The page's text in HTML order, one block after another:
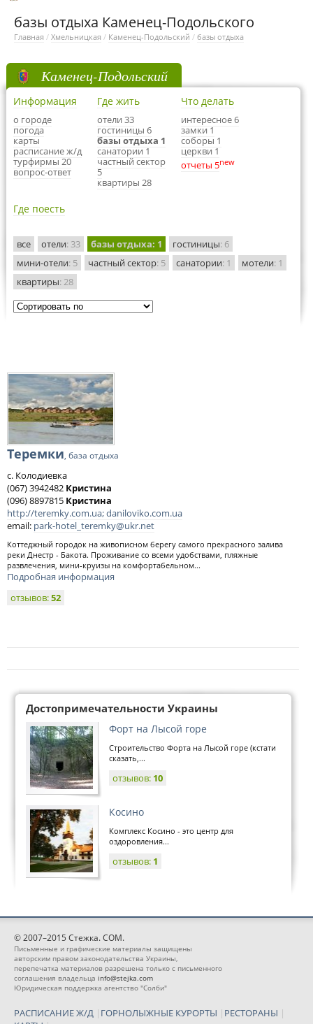
базы отдыха Каменец-Подольского
Главная / Хмельницкая / Каменец-Подольский / базы отдыха
Каменец-Подольский
Информация
о городе
погода
карты
расписание ж/д
турфирмы 20
вопрос-ответ
Где жить
отели 33
гостиницы 6
базы отдыха 1
санатории 1
частный сектор
5
квартиры 28
Что делать
интересное 6
замки 1
соборы 1
церкви 1
отчеты 5new
Где поесть
все отели: 33 базы отдыха: 1 гостиницы: 6
мини-отели: 5 частный сектор: 5 санатории: 1 мотели: 1
квартиры: 28
Теремки, база отдыха
с. Колодиевка
(067) 3942482 Кристина
(096) 8897815 Кристина
http://teremky.com.ua; daniloviko.com.ua
email: park-hotel_teremky@ukr.net
Коттеджный городок на живописном берегу самого прекрасного залива
реки Днестр - Бакота. Проживание со всеми удобствами, пляжные
развлечения, мини-круизы на комфортабельном...
Подробная информация
отзывов:52
Достопримечательности Украины
Форт на Лысой горе
Строительство Форта на Лысой горе (кстати
сказать,...
отзывов: 10
Косино
Комплекс Косино - это центр для
оздоровления...
отзывов: 1
© 2007–2015 Стежка. COM.
Письменные и графические материалы защищены
авторским правом законодательства Украины,
перепечатка материалов разрешена только с письменного
соглашения владельца info@stejka.com
Юридическая поддержка агентство "Солби"
РАСПИСАНИЕ Ж/Д | ГОРНОЛЫЖНЫЕ КУРОРТЫ | РЕСТОРАНЫ |